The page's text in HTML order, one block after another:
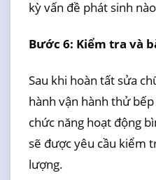
kỳ vấn đề phát sinh
Bước 6: Kiểm tra và
Sau khi hoàn tất sửa
hành vận hành thử
chức năng hoạt động
sẽ được yêu cầu kiểm
lượng.